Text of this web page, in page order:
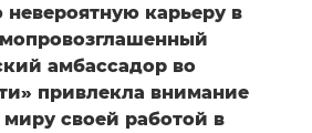
карьеру в
амбассадор во
привлекла внимание
своей работой в